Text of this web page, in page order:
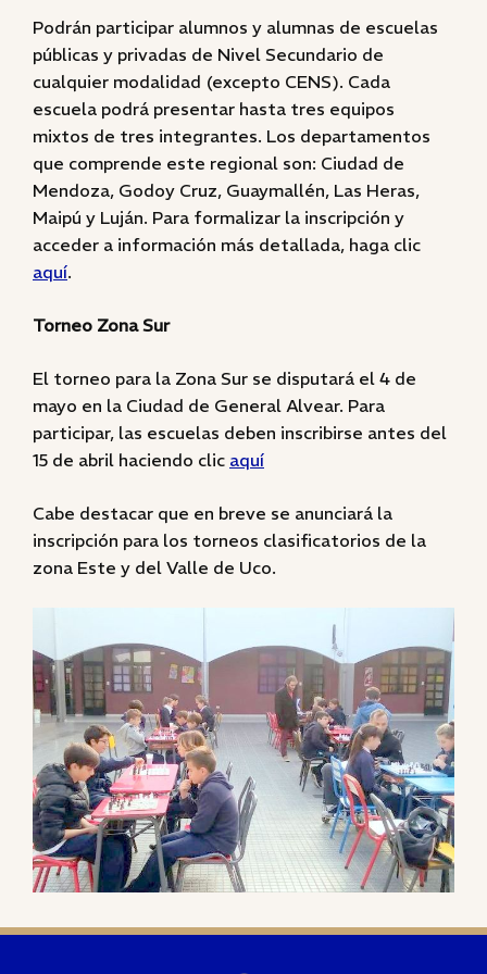
Podrán participar alumnos y alumnas de escuelas
públicas y privadas de Nivel Secundario de
cualquier modalidad (excepto CENS). Cada
escuela podrá presentar hasta tres equipos
mixtos de tres integrantes. Los departamentos
que comprende este regional son: Ciudad de
Mendoza, Godoy Cruz, Guaymallén, Las Heras,
Maipú y Luján. Para formalizar la inscripción y
acceder a información más detallada, haga clic
aquí.
Torneo Zona Sur
El torneo para la Zona Sur se disputará el 4 de
mayo en la Ciudad de General Alvear. Para
participar, las escuelas deben inscribirse antes del
15 de abril haciendo clic aquí
Cabe destacar que en breve se anunciará la
inscripción para los torneos clasificatorios de la
zona Este y del Valle de Uco.